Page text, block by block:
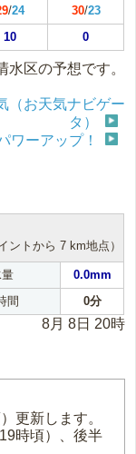
/24 30/23
10 0
区の予想です。
（お天気ナビゲー
タ）
ワーアップ！
ントから 7 km地点）
0.0mm
間 0分
8月 8日 20時
更新します。
時頃）、後半